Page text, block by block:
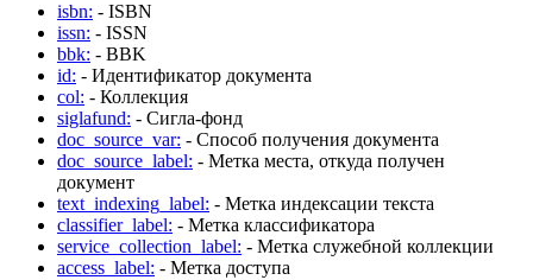
isbn: - ISBN
issn: - ISSN
bbk: - BBK
id: - Идентификатор документа
col: - Коллекция
siglafund: - Сигла-фонд
doc_source_var: - Способ получения документа
doc_source_label: - Метка места, откуда получен
документ
text_indexing_label: - Метка индексации текста
classifier_label: - Метка классификатора
service_collection_label: - Метка служебной коллекции
access_label: - Метка доступа